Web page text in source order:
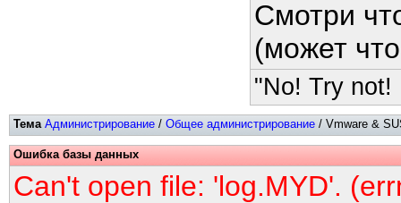
Смотри
(может
"No! Try not!
Тема Администрирование / Общее администрирование / Vmware &
Ошибка базы данных
Can't open file: 'log.MYD'.